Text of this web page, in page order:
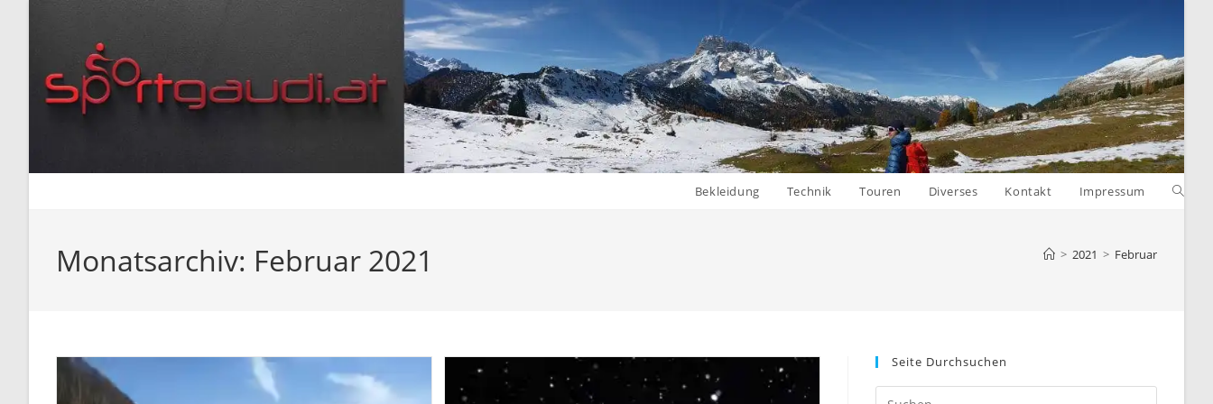
Bekleidung Technik Touren Diverses Kontakt Impressum
Monatsarchiv: Februar 2021 > 2021 > Februar
Seite Durchsuchen